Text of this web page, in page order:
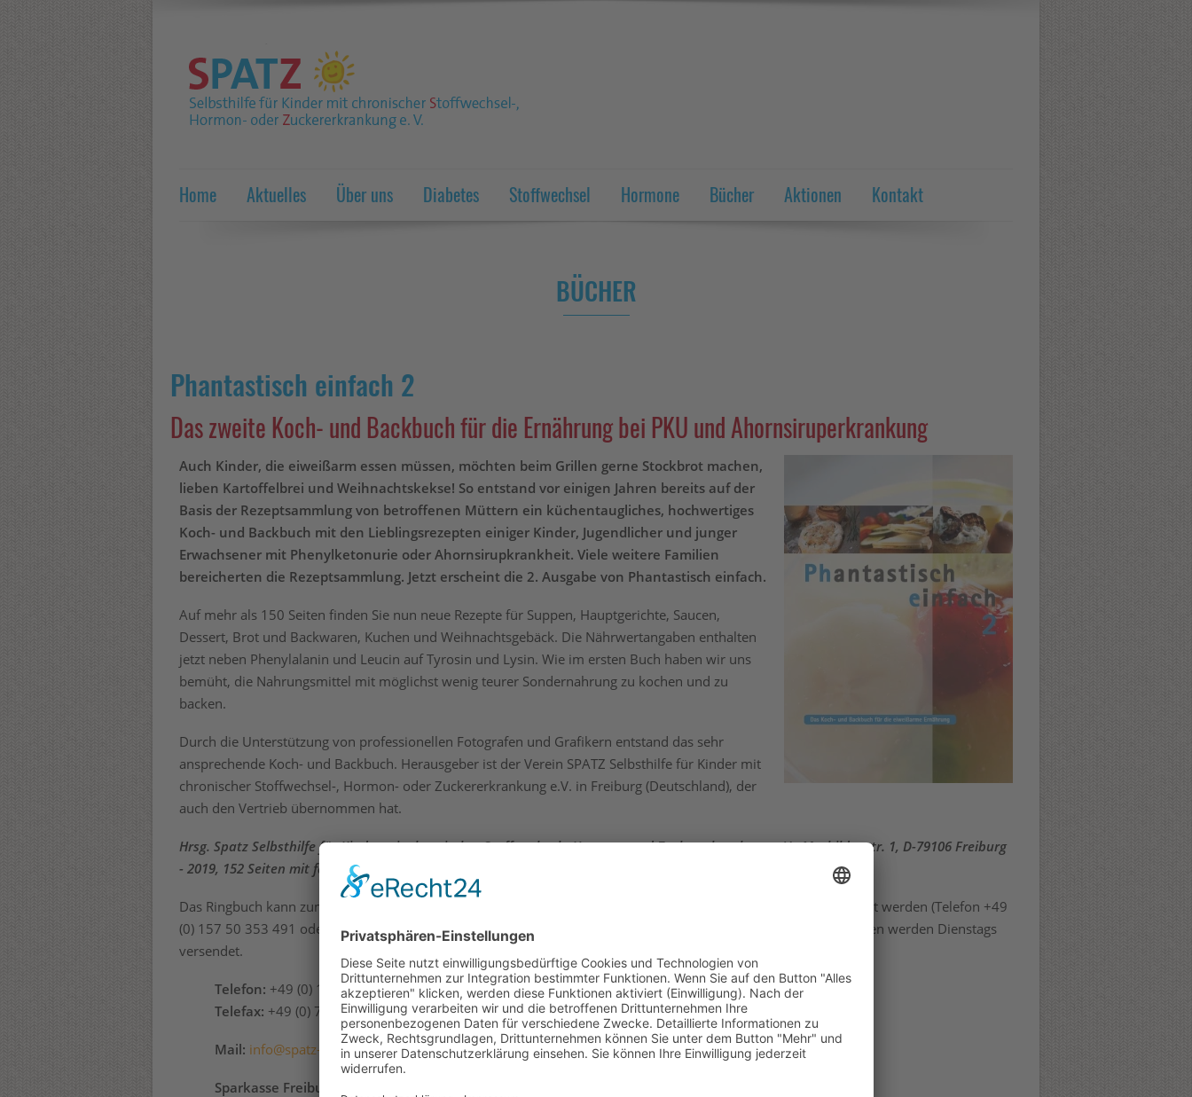
Home Aktuelles Über uns Diabetes Stoffwechsel Hormone Bücher Aktionen Kontakt
BÜCHER
Phantastisch einfach 2
Das zweite Koch- und Backbuch für die Ernährung bei PKU und Ahornsiruperkrankung
Auch Kinder, die eiweißarm essen müssen, möchten beim Grillen gerne Stockbrot machen,
lieben Kartoffelbrei und Weihnachtskekse! So entstand vor einigen Jahren bereits auf der
Basis der Rezeptsammlung von betroffenen Müttern ein küchentaugliches, hochwertiges
Koch- und Backbuch mit den Lieblingsrezepten einiger Kinder, Jugendlicher und junger
Erwachsener mit Phenylketonurie oder Ahornsirupkrankheit. Viele weitere Familien
bereicherten die Rezeptsammlung. Jetzt erscheint die 2. Ausgabe von Phantastisch einfach.
Auf mehr als 150 Seiten finden Sie nun neue Rezepte für Suppen, Hauptgerichte, Saucen,
Dessert, Brot und Backwaren, Kuchen und Weihnachtsgebäck. Die Nährwertangaben enthalten
jetzt neben Phenylalanin und Leucin auf Tyrosin und Lysin. Wie im ersten Buch haben wir uns
bemüht, die Nahrungsmittel mit möglichst wenig teurer Sondernahrung zu kochen und zu
backen.
Durch die Unterstützung von professionellen Fotografen und Grafikern entstand das sehr
ansprechende Koch- und Backbuch. Herausgeber ist der Verein SPATZ Selbsthilfe für Kinder mit
chronischer Stoffwechsel-, Hormon- oder Zuckererkrankung e.V. in Freiburg (Deutschland), der
auch den Vertrieb übernommen hat.
Hrsg. Spatz Selbsthilfe für Kinder mit chronischer Stoffwechsel-, Hormon- und Zuckererkrankung e.V., Mathildenstr. 1, D-79106 Freiburg
- 2019, 152 Seiten mit farbigen Bildern
Das Ringbuch kann zum Preis von
beim SPATZ-Infobüro bestellt werden (Telefon +49
(0) 157 50 353 491 oder E-Mail (info@spatz-ev.de). Der SPATZ verschickt das Buch auf Rechnung. Buchbestellungen werden Dienstags
versendet.
Telefon: +49 (0) 157 50 353 491
Telefax: +49 (0) 761 270 - 44 140
Mail: info@spatz-ev.de
Sparkasse Freiburg Nördlicher Breisgau